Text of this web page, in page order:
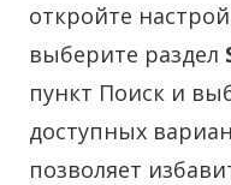
откройте
выберите раздел
пункт Поиск и
доступных
позволяет